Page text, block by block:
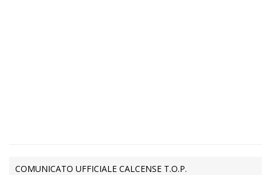
COMUNICATO UFFICIALE CALCENSE T.O.P.